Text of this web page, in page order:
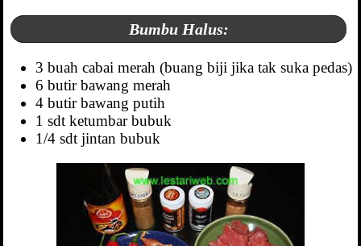
Bumbu Halus:
3 buah cabai merah (buang biji jika tak suka pedas)
6 butir bawang merah
4 butir bawang putih
1 sdt ketumbar bubuk
1/4 sdt jintan bubuk